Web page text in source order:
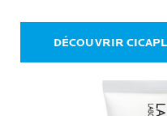
DÉCOUVRIR